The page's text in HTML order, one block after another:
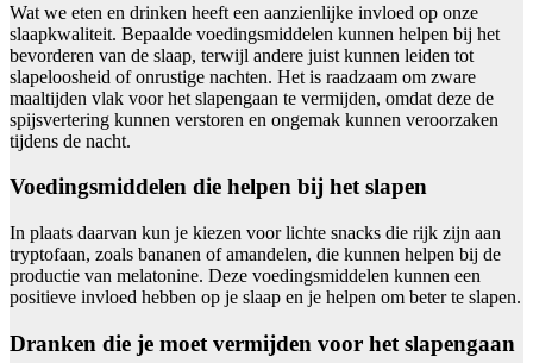
Wat we eten en drinken heeft een aanzienlijke invloed op onze
slaapkwaliteit. Bepaalde voedingsmiddelen kunnen helpen bij het
bevorderen van de slaap, terwijl andere juist kunnen leiden tot
slapeloosheid of onrustige nachten. Het is raadzaam om zware
maaltijden vlak voor het slapengaan te vermijden, omdat deze de
spijsvertering kunnen verstoren en ongemak kunnen veroorzaken
tijdens de nacht.
Voedingsmiddelen die helpen bij het slapen
In plaats daarvan kun je kiezen voor lichte snacks die rijk zijn aan
tryptofaan, zoals bananen of amandelen, die kunnen helpen bij de
productie van melatonine. Deze voedingsmiddelen kunnen een
positieve invloed hebben op je slaap en je helpen om beter te slapen.
Dranken die je moet vermijden voor het slapengaan